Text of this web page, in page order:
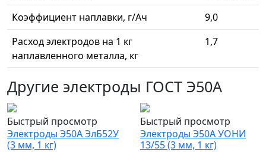
Коэффициент наплавки, г/Ач
9,0
Расход электродов на 1 кг
наплавленного металла, кг
1,7
Другие электроды ГОСТ Э50А
Быстрый просмотр
Электроды Э50А ЭлБ52У
(3 мм, 1 кг)
Быстрый просмотр
Электроды Э50А УОНИ
13/55 (3 мм, 1 кг)